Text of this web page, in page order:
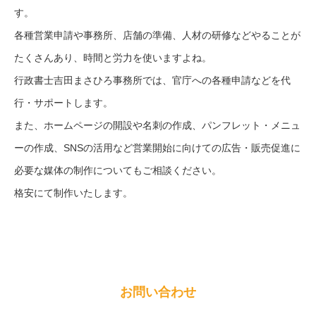
す。
各種営業申請や事務所、店舗の準備、人材の研修などやることが
たくさんあり、時間と労力を使いますよね。
行政書士吉田まさひろ事務所では、官庁への各種申請などを代
行・サポートします。
また、ホームページの開設や名刺の作成、パンフレット・メニュ
ーの作成、SNSの活用など営業開始に向けての広告・販売促進に
必要な媒体の制作についてもご相談ください。
格安にて制作いたします。
お問い合わせ